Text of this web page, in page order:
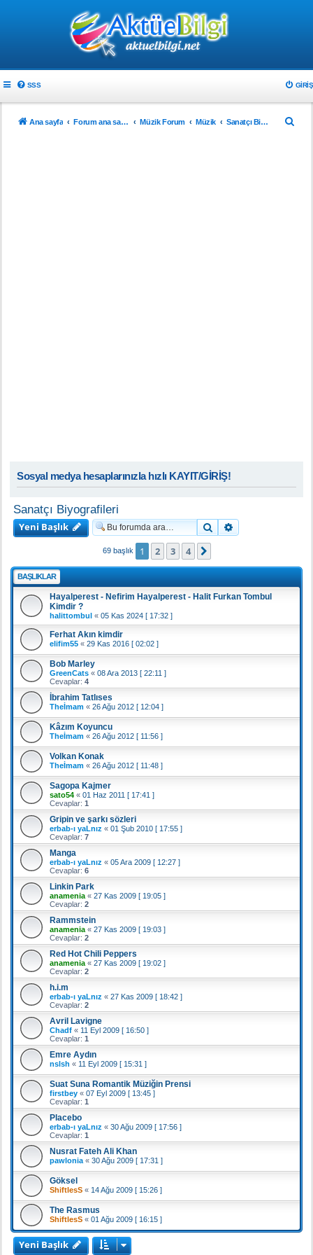
SSS GIRIŞ
Ana sayfa Forum ana sayfa Müzik Forum Müzik Sanatçı Biyografileri
Sosyal medya hesaplarınızla hızlı KAYIT/GİRİŞ!
Sanatçı Biyografileri
Yeni Başlık
Ara
69 başlık 1 2 3 4
BAŞLIKLAR
Hayalperest - Nefirim Hayalperest - Halit Furkan Tombul
Kimdir ?
halittombul « 05 Kas 2024 [ 17:32 ]
Ferhat Akın kimdir
elifim55 « 29 Kas 2016 [ 02:02 ]
Bob Marley
GreenCats « 08 Ara 2013 [ 22:11 ]
Cevaplar: 4
İbrahim Tatlıses
Theİmam « 26 Ağu 2012 [ 12:04 ]
Kâzım Koyuncu
Theİmam « 26 Ağu 2012 [ 11:56 ]
Volkan Konak
Theİmam « 26 Ağu 2012 [ 11:48 ]
Sagopa Kajmer
sato54 « 01 Haz 2011 [ 17:41 ]
Cevaplar: 1
Gripin ve şarkı sözleri
erbab-ı yaLnız « 01 Şub 2010 [ 17:55 ]
Cevaplar: 7
Manga
erbab-ı yaLnız « 05 Ara 2009 [ 12:27 ]
Cevaplar: 6
Linkin Park
anamenia « 27 Kas 2009 [ 19:05 ]
Cevaplar: 2
Rammstein
anamenia « 27 Kas 2009 [ 19:03 ]
Cevaplar: 2
Red Hot Chili Peppers
anamenia « 27 Kas 2009 [ 19:02 ]
Cevaplar: 2
h.i.m
erbab-ı yaLnız « 27 Kas 2009 [ 18:42 ]
Cevaplar: 2
Avril Lavigne
Chadf « 11 Eyl 2009 [ 16:50 ]
Cevaplar: 1
Emre Aydın
nslsh « 11 Eyl 2009 [ 15:31 ]
Suat Suna Romantik Müziğin Prensi
firstbey « 07 Eyl 2009 [ 13:45 ]
Cevaplar: 1
Placebo
erbab-ı yaLnız « 30 Ağu 2009 [ 17:56 ]
Cevaplar: 1
Nusrat Fateh Ali Khan
pawlonia « 30 Ağu 2009 [ 17:31 ]
Göksel
ShiftlesS « 14 Ağu 2009 [ 15:26 ]
The Rasmus
ShiftlesS « 01 Ağu 2009 [ 16:15 ]
Yeni Başlık